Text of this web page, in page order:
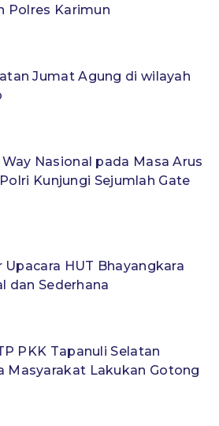
Polres Karimun
Jumat Agung di wilayah
Nasional pada Masa Arus
Kunjungi Sejumlah Gate
Upacara HUT Bhayangkara
dan Sederhana
PKK Tapanuli Selatan
Masyarakat Lakukan Gotong